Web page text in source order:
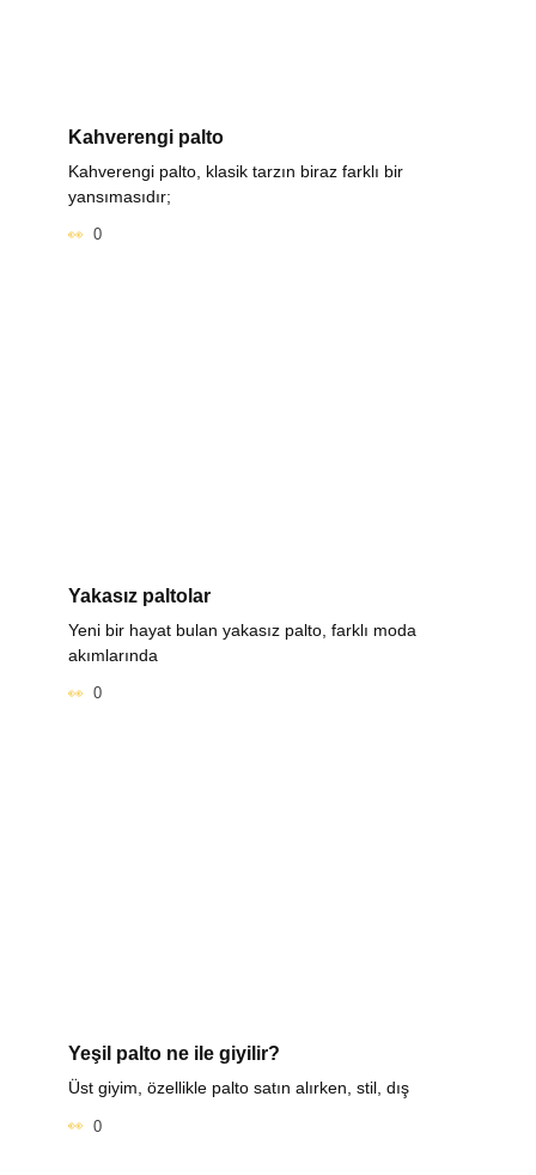
Kahverengi palto
Kahverengi palto, klasik tarzın biraz farklı bir
yansımasıdır;
0
Yakasız paltolar
Yeni bir hayat bulan yakasız palto, farklı moda
akımlarında
0
Yeşil palto ne ile giyilir?
Üst giyim, özellikle palto satın alırken, stil, dış
0